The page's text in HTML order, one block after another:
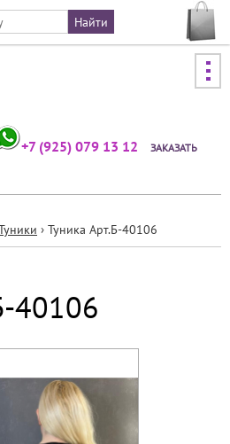
to navigation
+7 (925) 079 13 12
ЗАКАЗАТЬ
› Туника Арт.Б-40106
40106